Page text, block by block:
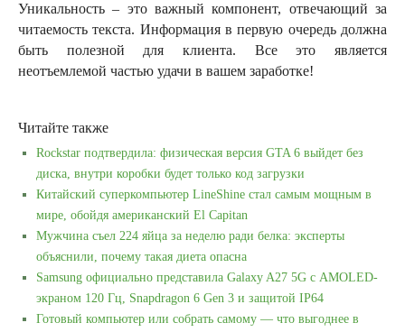
Уникальность – это важный компонент, отвечающий за
читаемость текста. Информация в первую очередь должна
быть полезной для клиента. Все это является
неотъемлемой частью удачи в вашем заработке!
Читайте также
Rockstar подтвердила: физическая версия GTA 6 выйдет без
диска, внутри коробки будет только код загрузки
Китайский суперкомпьютер LineShine стал самым мощным в
мире, обойдя американский El Capitan
Мужчина съел 224 яйца за неделю ради белка: эксперты
объяснили, почему такая диета опасна
Samsung официально представила Galaxy A27 5G с AMOLED-
экраном 120 Гц, Snapdragon 6 Gen 3 и защитой IP64
Готовый компьютер или собрать самому — что выгоднее в